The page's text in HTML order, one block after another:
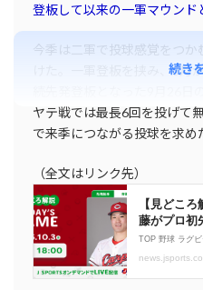
登板して以来の一軍マウンド
今季は二軍で投球感覚をつ
けた。一軍登板を挟み、8月
ヤテ戦では最長6回を投げて
で来季につながる投球を求め
（全文はリンク先）
続き